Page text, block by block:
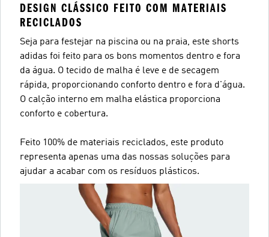
DESIGN CLÁSSICO FEITO COM MATERIAIS
RECICLADOS
Seja para festejar na piscina ou na praia, este shorts
adidas foi feito para os bons momentos dentro e fora
da água. O tecido de malha é leve e de secagem
rápida, proporcionando conforto dentro e fora d'água.
O calção interno em malha elástica proporciona
conforto e cobertura.
Feito 100% de materiais reciclados, este produto
representa apenas uma das nossas soluções para
ajudar a acabar com os resíduos plásticos.